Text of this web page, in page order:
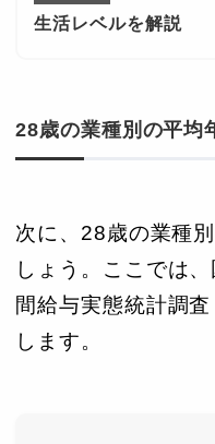
生活レベルを解説
28歳の業種別の平均
次に、28歳の業種
しょう。ここでは
間給与実態統計調
します。